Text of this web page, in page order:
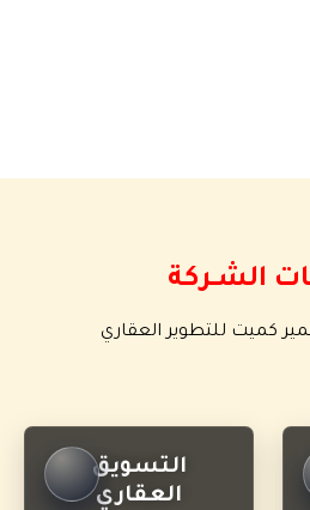
الشــركة
كميت للتطوير العقاري
التسويق
العقاري